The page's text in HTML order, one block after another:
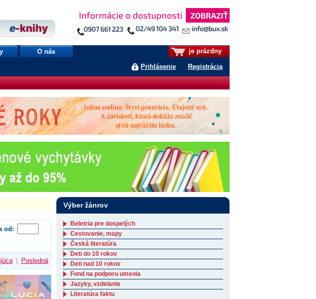
je prázdny
Prihlásenie Registrácia
O nás
od:
| Posledná
Výber žánrov
Beletria pre dospelých
Cestovanie, mapy
Česká literatúra
Deti do 10 rokov
Deti nad 10 rokov
Fond na podporu umenia
Jazyky, vzdelanie
Literatúra faktu